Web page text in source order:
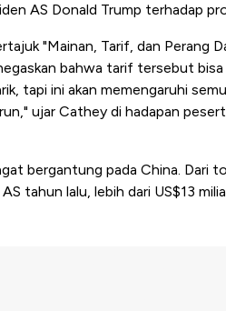
AS Donald Trump terhadap
"Mainan, Tarif, dan Perang
bahwa tarif tersebut bisa
tapi ini akan memengaruhi
ujar Cathey di hadapan
bergantung pada China. Dari
tahun lalu, lebih dari US$13